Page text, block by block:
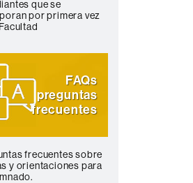
que se
por primera vez
FAQs
preguntas
frecuentes
frecuentes sobre
y orientaciones para